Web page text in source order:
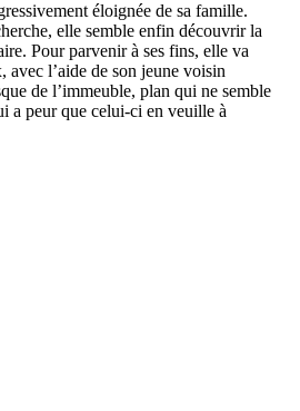
éloignée de sa famille.
elle semble enfin découvrir la
Pour parvenir à ses fins, elle va
avec l’aide de son jeune voisin
de l’immeuble, plan qui ne semble
a peur que celui-ci en veuille à